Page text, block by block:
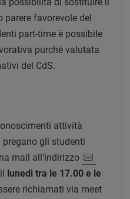
parere favorevole del
part-time è possibile
purchè valutata
del CdS.
attività
gli studenti
mail all'indirizzo
il lunedì tra le 17.00 e le
richiamati via meet